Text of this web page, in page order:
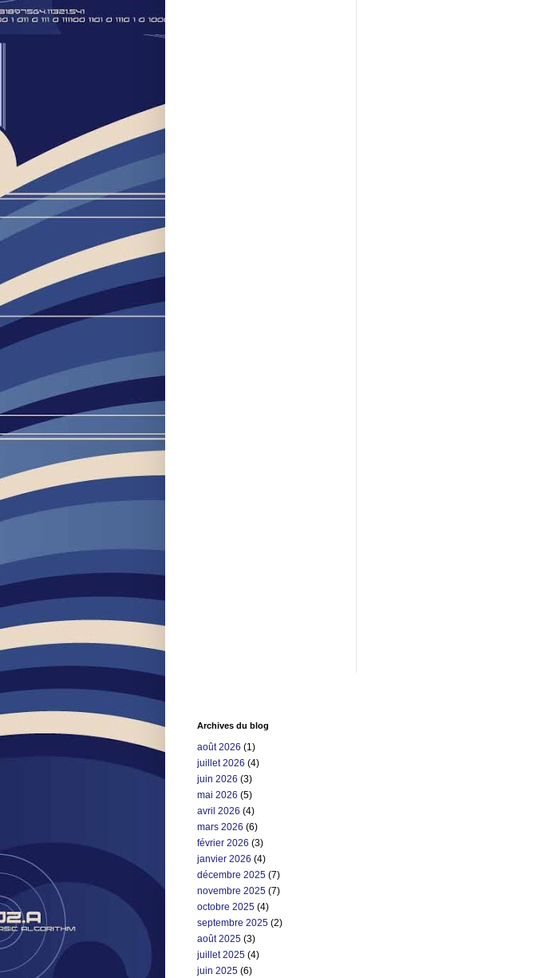
Archives du blog
août 2026 (1)
juillet 2026 (4)
juin 2026 (3)
mai 2026 (5)
avril 2026 (4)
mars 2026 (6)
février 2026 (3)
janvier 2026 (4)
décembre 2025 (7)
novembre 2025 (7)
octobre 2025 (4)
septembre 2025 (2)
août 2025 (3)
juillet 2025 (4)
juin 2025 (6)